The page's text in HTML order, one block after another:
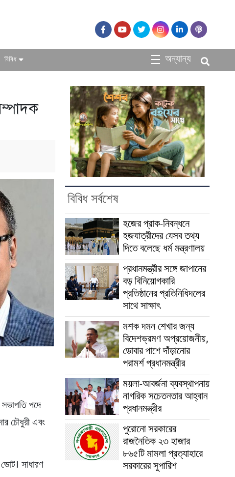
বিবিধ অন্যান্য
সভাপতি পদে
চৌধুরী এবং
সাধারণ
বিবিধ সর্বশেষ
হজের প্রাক-নিবন্ধনে
হজযাত্রীদের যেসব তথ্য
দিতে বলেছে ধর্ম মন্ত্রণালয়
প্রধানমন্ত্রীর সঙ্গে জাপানের
বড় বিনিয়োগকারি
প্রতিষ্ঠানের প্রতিনিধিদলের
সাথে সাক্ষাৎ
মশক দমন শেখার জন্য
বিদেশভ্রমণ অপ্রয়োজনীয়,
ডোবার পাশে দাঁড়ানোর
পরামর্শ প্রধানমন্ত্রীর
ময়লা-আবর্জনা ব্যবস্থাপনায়
নাগরিক সচেতনতার আহ্বান
প্রধানমন্ত্রীর
পুরোনো সরকারের
রাজনৈতিক ২৩ হাজার
৮৬৫টি মামলা প্রত্যাহারে
সরকারের সুপারিশ